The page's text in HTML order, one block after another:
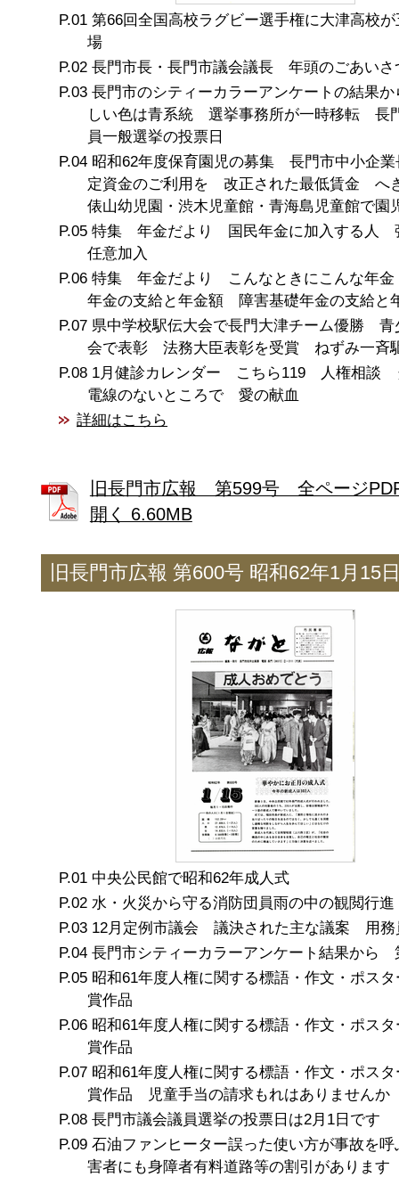
第66回全国高校ラグビー選手権に大津高校
場
長門市長・長門市議会議長 年頭のごあいさ
長門市のシティーカラーアンケートの結果
しい色は青系統 選挙事務所が一時移転 長
員一般選挙の投票日
昭和62年度保育園児の募集 長門市中小企業
定資金のご利用を 改正された最低賃金 へ
俵山幼児園・渋木児童館・青海島児童館で園
特集 年金だより 国民年金に加入する人
任意加入
特集 年金だより こんなときにこんな年
年金の支給と年金額 障害基礎年金の支給と
県中学校駅伝大会で長門大津チーム優勝 青
会で表彰 法務大臣表彰を受賞 ねずみ一斉
1月健診カレンダー こちら119 人権相談
電線のないところで 愛の献血
詳細はこちら
旧長門市広報 第599号 全ページ
開く 6.60MB
旧長門市広報 第600号 昭和62年1月15
中央公民館で昭和62年成人式
水・火災から守る消防団員雨の中の観閲行
12月定例市議会 議決された主な議案 用務
長門市シティーカラーアンケート結果から
昭和61年度人権に関する標語・作文・ポス
賞作品
昭和61年度人権に関する標語・作文・ポス
賞作品
昭和61年度人権に関する標語・作文・ポス
賞作品 児童手当の請求もれはありませんか
長門市議会議員選挙の投票日は2月1日です
石油ファンヒーター誤った使い方が事故を
害者にも身障者有料道路等の割引がありま